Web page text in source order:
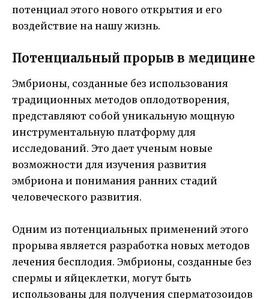
потенциал этого нового открытия и его
воздействие на нашу жизнь.
Потенциальный прорыв в медицине
Эмбрионы, созданные без использования
традиционных методов оплодотворения,
представляют собой уникальную мощную
инструментальную платформу для
исследований. Это дает ученым новые
возможности для изучения развития
эмбриона и понимания ранних стадий
человеческого развития.
Одним из потенциальных применений этого
прорыва является разработка новых методов
лечения бесплодия. Эмбрионы, созданные без
спермы и яйцеклетки, могут быть
использованы для получения сперматозоидов